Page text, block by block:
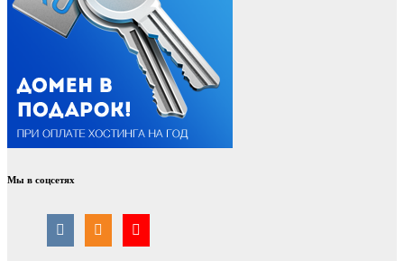
Мы в соцсетях